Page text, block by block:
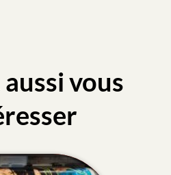
vous